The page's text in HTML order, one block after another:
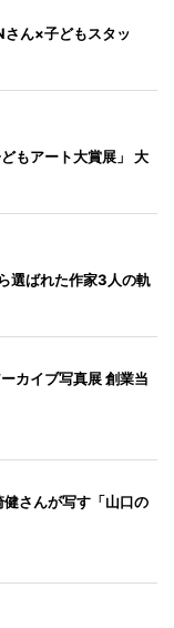
さん×子どもスタッ
もアート大賞展」 大
選ばれた作家3人の軌
カイブ写真展 創業当
さんが写す「山口の